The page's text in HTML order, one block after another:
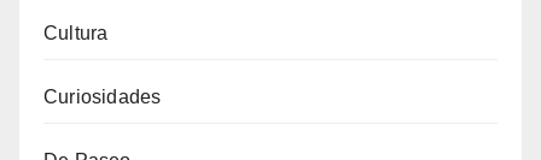
Cultura
Curiosidades